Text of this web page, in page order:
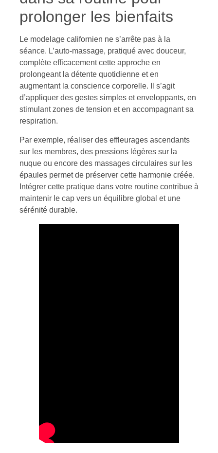
prolonger les bienfaits
Le modelage californien ne s’arrête pas à la
séance. L’auto-massage, pratiqué avec douceur,
complète efficacement cette approche en
prolongeant la détente quotidienne et en
augmentant la conscience corporelle. Il s’agit
d’appliquer des gestes simples et enveloppants, en
stimulant zones de tension et en accompagnant sa
respiration.
Par exemple, réaliser des effleurages ascendants
sur les membres, des pressions légères sur la
nuque ou encore des massages circulaires sur les
épaules permet de préserver cette harmonie créée.
Intégrer cette pratique dans votre routine contribue à
maintenir le cap vers un équilibre global et une
sérénité durable.